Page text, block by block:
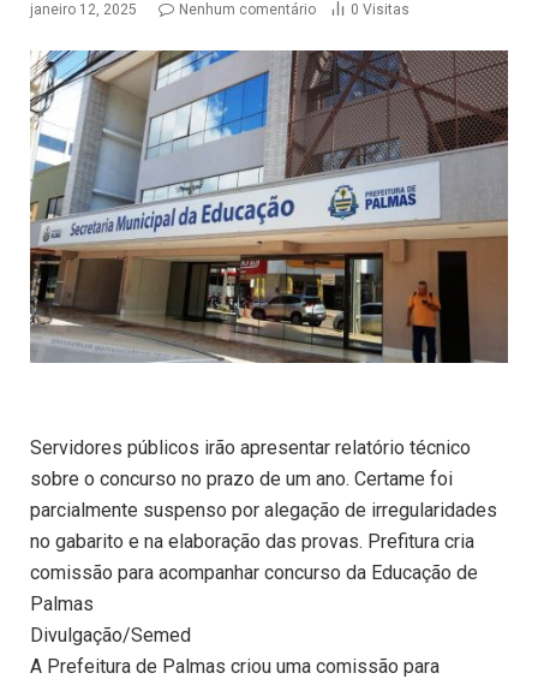
janeiro 12, 2025 Nenhum comentário 0 Visitas
Servidores públicos irão apresentar relatório técnico
sobre o concurso no prazo de um ano. Certame foi
parcialmente suspenso por alegação de irregularidades
no gabarito e na elaboração das provas. Prefitura cria
comissão para acompanhar concurso da Educação de
Palmas
Divulgação/Semed
A Prefeitura de Palmas criou uma comissão para